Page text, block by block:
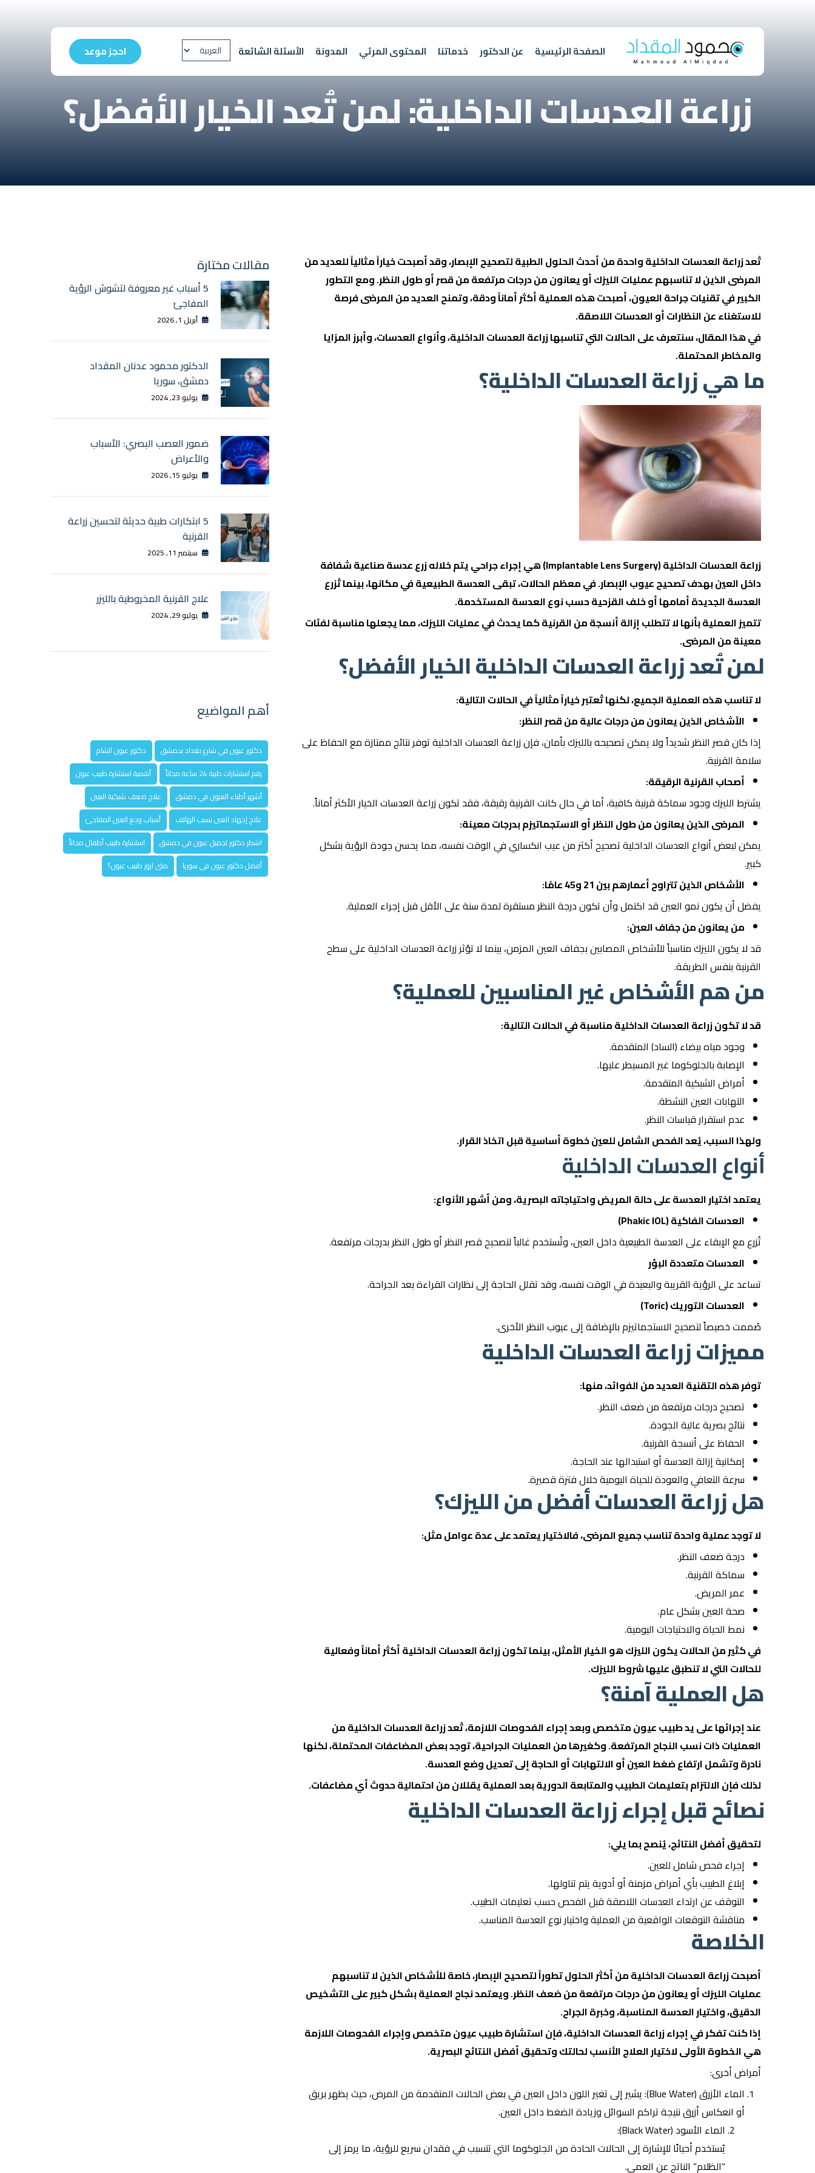
الصفحة الرئيسية عن الدكتور خدماتنا المحتوى المرئي المدونة الأسئلة الشائعة احجز موعد
زراعة العدسات الداخلية: لمن تُعد الخيار الأفضل؟
تُعدزراعة العدسات الداخليةواحدة من أحدث الحلول الطبية لتصحيح الإبصار، وقد أصبحت خياراً مثالياً للعديد من
المرضى الذين لا تناسبهم عمليات الليزك أو يعانون من درجات مرتفعة من قصر أو طول النظر. ومع التطور
الكبير في تقنيات جراحة العيون، أصبحت هذه العملية أكثر أماناً ودقة، وتمنح العديد من المرضى فرصة
للاستغناء عن النظارات أو العدسات اللاصقة.
في هذا المقال، سنتعرف على الحالات التي تناسبها زراعة العدسات الداخلية، وأنواع العدسات، وأبرز المزايا
والمخاطر المحتملة.
ما هي زراعة العدسات الداخلية؟
زراعة العدسات الداخلية (Implantable Lens Surgery) هي إجراء جراحي يتم خلاله زرع عدسة صناعية شفافة
داخل العين بهدف تصحيح عيوب الإبصار. في معظم الحالات، تبقى العدسة الطبيعية في مكانها، بينما تُزرع
العدسة الجديدة أمامها أو خلف القزحية حسب نوع العدسة المستخدمة.
تتميز العملية بأنها لا تتطلب إزالة أنسجة من القرنية كما يحدث في عمليات الليزك، مما يجعلها مناسبة لفئات
معينة من المرضى.
لمن تُعد زراعة العدسات الداخلية الخيار الأفضل؟
لا تناسب هذه العملية الجميع، لكنها تُعتبر خياراً مثالياً في الحالات التالية:
الأشخاص الذين يعانون من درجات عالية من قصر النظر:
إذا كان قصر النظر شديداً ولا يمكن تصحيحه بالليزك بأمان، فإن زراعة العدسات الداخلية توفر نتائج ممتازة مع الحفاظ على
سلامة القرنية.
أصحاب القرنية الرقيقة:
يشترط الليزك وجود سماكة قرنية كافية، أما في حال كانت القرنية رقيقة، فقد تكون زراعة العدسات الخيار الأكثر أماناً.
المرضى الذين يعانون من طول النظر أو الاستجماتيزم بدرجات معينة:
يمكن لبعض أنواع العدسات الداخلية تصحيح أكثر من عيب انكساري في الوقت نفسه، مما يحسن جودة الرؤية بشكل
كبير.
الأشخاص الذين تتراوح أعمارهم بين 21 و45 عامًا:
يفضل أن يكون نمو العين قد اكتمل وأن تكون درجة النظر مستقرة لمدة سنة على الأقل قبل إجراء العملية.
من يعانون من جفاف العين:
قد لا يكون الليزك مناسباً للأشخاص المصابين بجفاف العين المزمن، بينما لا تؤثر زراعة العدسات الداخلية على سطح
القرنية بنفس الطريقة.
من هم الأشخاص غير المناسبين للعملية؟
قد لا تكون زراعة العدسات الداخلية مناسبة في الحالات التالية:
وجود مياه بيضاء (الساد) المتقدمة.
الإصابة بالجلوكوما غير المسيطر عليها.
أمراض الشبكية المتقدمة.
التهابات العين النشطة.
عدم استقرار قياسات النظر.
ولهذا السبب، يُعد الفحص الشامل للعين خطوة أساسية قبل اتخاذ القرار.
أنواع العدسات الداخلية
يعتمد اختيار العدسة على حالة المريض واحتياجاته البصرية، ومن أشهر الأنواع:
العدسات الفاكية (Phakic IOL)
تُزرع مع الإبقاء على العدسة الطبيعية داخل العين، وتُستخدم غالباً لتصحيح قصر النظر أو طول النظر بدرجات مرتفعة.
العدسات متعددة البؤر
تساعد على الرؤية القريبة والبعيدة في الوقت نفسه، وقد تقلل الحاجة إلى نظارات القراءة بعد الجراحة.
العدسات التوريك (Toric)
صُممت خصيصاً لتصحيح الاستجماتيزم بالإضافة إلى عيوب النظر الأخرى.
مميزات زراعة العدسات الداخلية
توفر هذه التقنية العديد من الفوائد، منها:
تصحيح درجات مرتفعة من ضعف النظر.
نتائج بصرية عالية الجودة.
الحفاظ على أنسجة القرنية.
إمكانية إزالة العدسة أو استبدالها عند الحاجة.
سرعة التعافي والعودة للحياة اليومية خلال فترة قصيرة.
هل زراعة العدسات أفضل من الليزك؟
لا توجد عملية واحدة تناسب جميع المرضى، فالاختيار يعتمد على عدة عوامل مثل:
درجة ضعف النظر.
سماكة القرنية.
عمر المريض.
صحة العين بشكل عام.
نمط الحياة والاحتياجات اليومية.
في كثير من الحالات يكون الليزك هو الخيار الأمثل، بينما تكون زراعة العدسات الداخلية أكثر أماناً وفعالية
للحالات التي لا تنطبق عليها شروط الليزك.
هل العملية آمنة؟
عند إجرائها على يد طبيب عيون متخصص وبعد إجراء الفحوصات اللازمة، تُعد زراعة العدسات الداخلية من
العمليات ذات نسب النجاح المرتفعة. وكغيرها من العمليات الجراحية، توجد بعض المضاعفات المحتملة، لكنها
نادرة وتشمل ارتفاع ضغط العين أو الالتهابات أو الحاجة إلى تعديل وضع العدسة.
لذلك فإن الالتزام بتعليمات الطبيب والمتابعة الدورية بعد العملية يقللان من احتمالية حدوث أي مضاعفات.
نصائح قبل إجراء زراعة العدسات الداخلية
لتحقيق أفضل النتائج، يُنصح بما يلي:
إجراء فحص شامل للعين.
إبلاغ الطبيب بأي أمراض مزمنة أو أدوية يتم تناولها.
التوقف عن ارتداء العدسات اللاصقة قبل الفحص حسب تعليمات الطبيب.
مناقشة التوقعات الواقعية من العملية واختيار نوع العدسة المناسب.
الخلاصة
أصبحت زراعة العدسات الداخلية من أكثر الحلول تطوراً لتصحيح الإبصار، خاصة للأشخاص الذين لا تناسبهم
عمليات الليزك أو يعانون من درجات مرتفعة من ضعف النظر. ويعتمد نجاح العملية بشكل كبير على التشخيص
الدقيق، واختيار العدسة المناسبة، وخبرة الجراح.
إذا كنت تفكر في إجراء زراعة العدسات الداخلية، فإن استشارة طبيب عيون متخصص وإجراء الفحوصات اللازمة
هي الخطوة الأولى لاختيار العلاج الأنسب لحالتك وتحقيق أفضل النتائج البصرية.
أمراض أخرى:
الماء الأزرق (Blue Water): يشير إلى تغير اللون داخل العين في بعض الحالات المتقدمة من المرض، حيث يظهر بريق
أو انعكاس أزرق نتيجة تراكم السوائل وزيادة الضغط داخل العين.
الماء الأسود (Black Water):
يُستخدم أحيانًا للإشارة إلى الحالات الحادة من الجلوكوما التي تتسبب في فقدان سريع للرؤية، ما يرمز إلى
“الظلام” الناتج عن العمى.
مقالات مختارة
5 أسباب غير معروفة لتشوش الرؤية
المفاجئ
أبريل 1, 2026
الدكتور محمود عدنان المقداد
دمشق، سوريا
يوليو 23, 2024
ضمور العصب البصري: الأسباب
والأعراض
يوليو 15, 2026
5 ابتكارات طبية حديثة لتحسين زراعة
القرنية
سبتمبر 11, 2025
علاج القرنية المخروطية بالليزر
يوليو 29, 2024
أهم المواضيع
دكتور عيون في شارع بغداد بدمشق
دكتور عيون الشام
رقم استشارات طبية 24 ساعة مجاناً
أهمية استشارة طبيب عيون
أشهر أطباء العيون في دمشق
علاج ضعف شبكية العين
علاج إجهاد العين بسبب الهاتف
أسباب وجع العين المفاجئ
اشطر دكتور تجميل عيون في دمشق
استشارة طبيب أطفال مجاناً
أفضل دكتور عيون في سوريا
متى ازور طبيب عيون؟